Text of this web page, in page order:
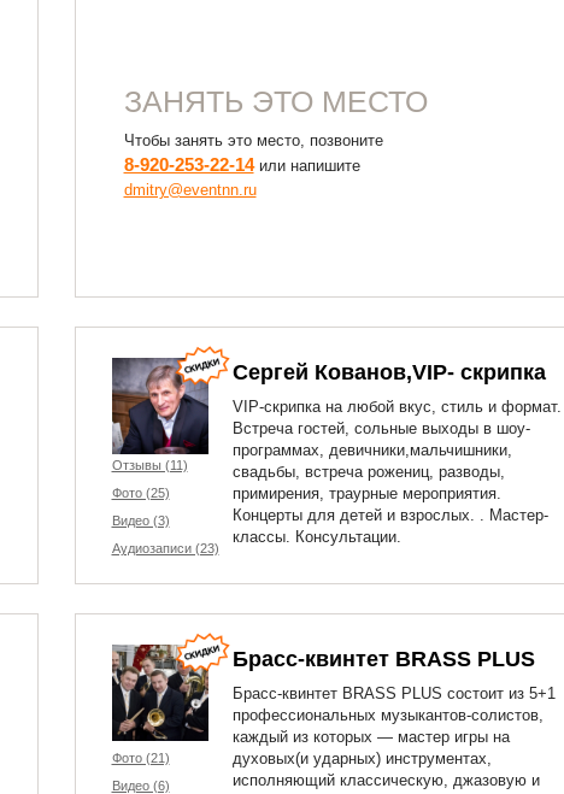
ЗАНЯТЬ ЭТО МЕСТО
Чтобы занять это место, позвоните
8-920-253-22-14или напишите
dmitry@eventnn.ru
Отзывы (11)
Фото (25)
Видео (3)
Аудиозаписи (23)
Сергей Кованов,VIP- скрипка
VIP-скрипка на любой вкус, стиль и формат.
Встреча гостей, сольные выходы в шоу-
программах, девичники,мальчишники,
свадьбы, встреча рожениц, разводы,
примирения, траурные мероприятия.
Концерты для детей и взрослых. . Мастер-
классы. Консультации.
Фото (21)
Видео (6)
Брасс-квинтет BRASS PLUS
Брасс-квинтет BRASS PLUS состоит из 5+1
профессиональных музыкантов-солистов,
каждый из которых — мастер игры на
духовых(и ударных) инструментах,
исполняющий классическую, джазовую и